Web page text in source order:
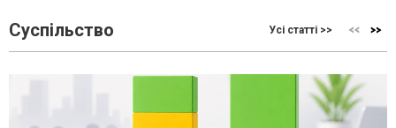
Суспільство Усі статті >>